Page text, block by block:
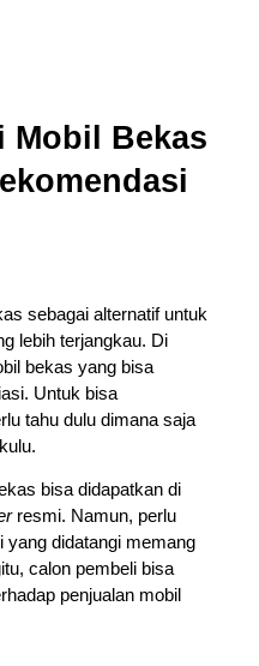
Mobil Bekas
sebagai alternatif untuk
lebih terjangkau. Di
bekas yang bisa
Untuk bisa
tahu dulu dimana saja
bisa didapatkan di
resmi. Namun, perlu
yang didatangi memang
calon pembeli bisa
penjualan mobil